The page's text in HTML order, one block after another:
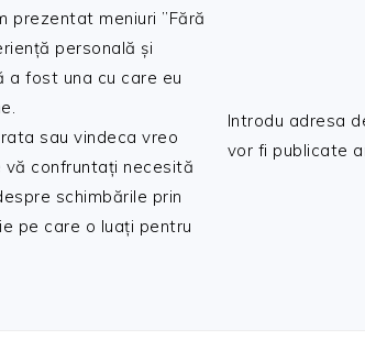
prezentat meniuri ”Fără
personală și
a fost una cu care eu
sau vindeca vreo
confruntați necesită
schimbările prin
pe care o luați pentru
Introdu adresa
vor fi publicate